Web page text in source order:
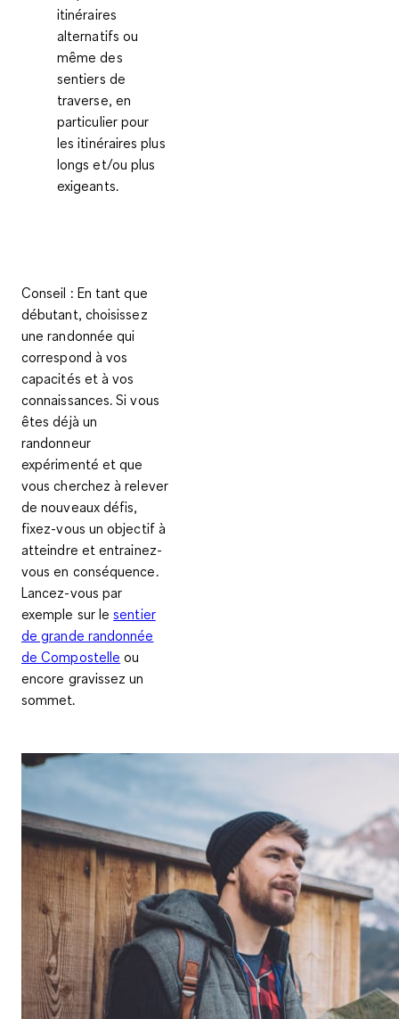
itinéraires
alternatifs ou
même des
sentiers de
traverse, en
particulier pour
les itinéraires plus
longs et/ou plus
exigeants.
Conseil : En tant que
débutant, choisissez
une randonnée qui
correspond à vos
capacités et à vos
connaissances. Si vous
êtes déjà un
randonneur
expérimenté et que
vous cherchez à relever
de nouveaux défis,
fixez-vous un objectif à
atteindre et entrainez-
vous en conséquence.
Lancez-vous par
exemple sur lesentier
de grande randonnée
de Compostelle ou
encore gravissez un
sommet.